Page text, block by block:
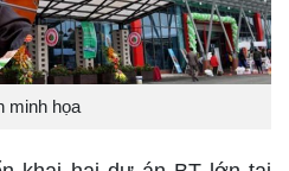
minh họa